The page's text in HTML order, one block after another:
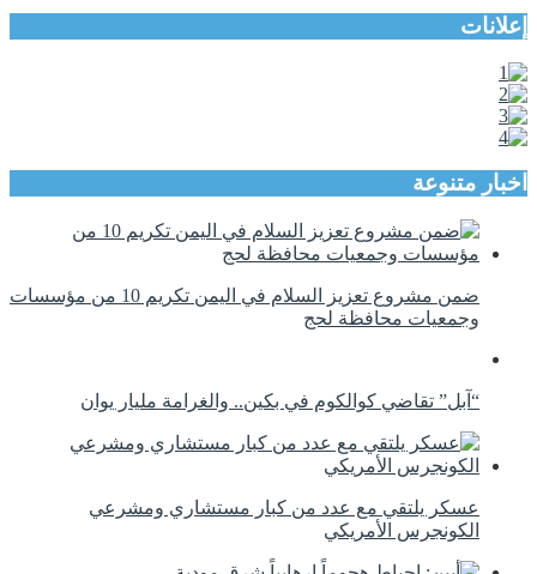
إعلانات
اخبار متنوعة
ضمن مشروع تعزيز السلام في اليمن تكريم 10 من مؤسسات
وجمعيات محافظة لحج
“آبل” تقاضي كوالكوم في بكين.. والغرامة مليار يوان
عسكر يلتقي مع عدد من كبار مستشاري ومشرعي
الكونجرس الأمريكي